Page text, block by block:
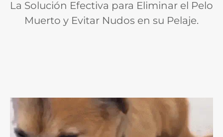
La Solución Efectiva para Eliminar el Pelo
Muerto y Evitar Nudos en su Pelaje.